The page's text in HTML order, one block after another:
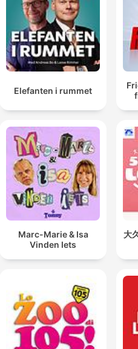
Elefanten i rummet
Marc-Marie & Isa
Vinden Iets
大